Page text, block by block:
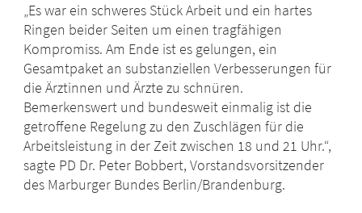
„Es war ein schweres Stück Arbeit und ein hartes
Ringen beider Seiten um einen tragfähigen
Kompromiss. Am Ende ist es gelungen, ein
Gesamtpaket an substanziellen Verbesserungen für
die Ärztinnen und Ärzte zu schnüren.
Bemerkenswert und bundesweit einmalig ist die
getroffene Regelung zu den Zuschlägen für die
Arbeitsleistung in der Zeit zwischen 18 und 21 Uhr.“,
sagte PD Dr. Peter Bobbert, Vorstandsvorsitzender
des Marburger Bundes Berlin/Brandenburg.